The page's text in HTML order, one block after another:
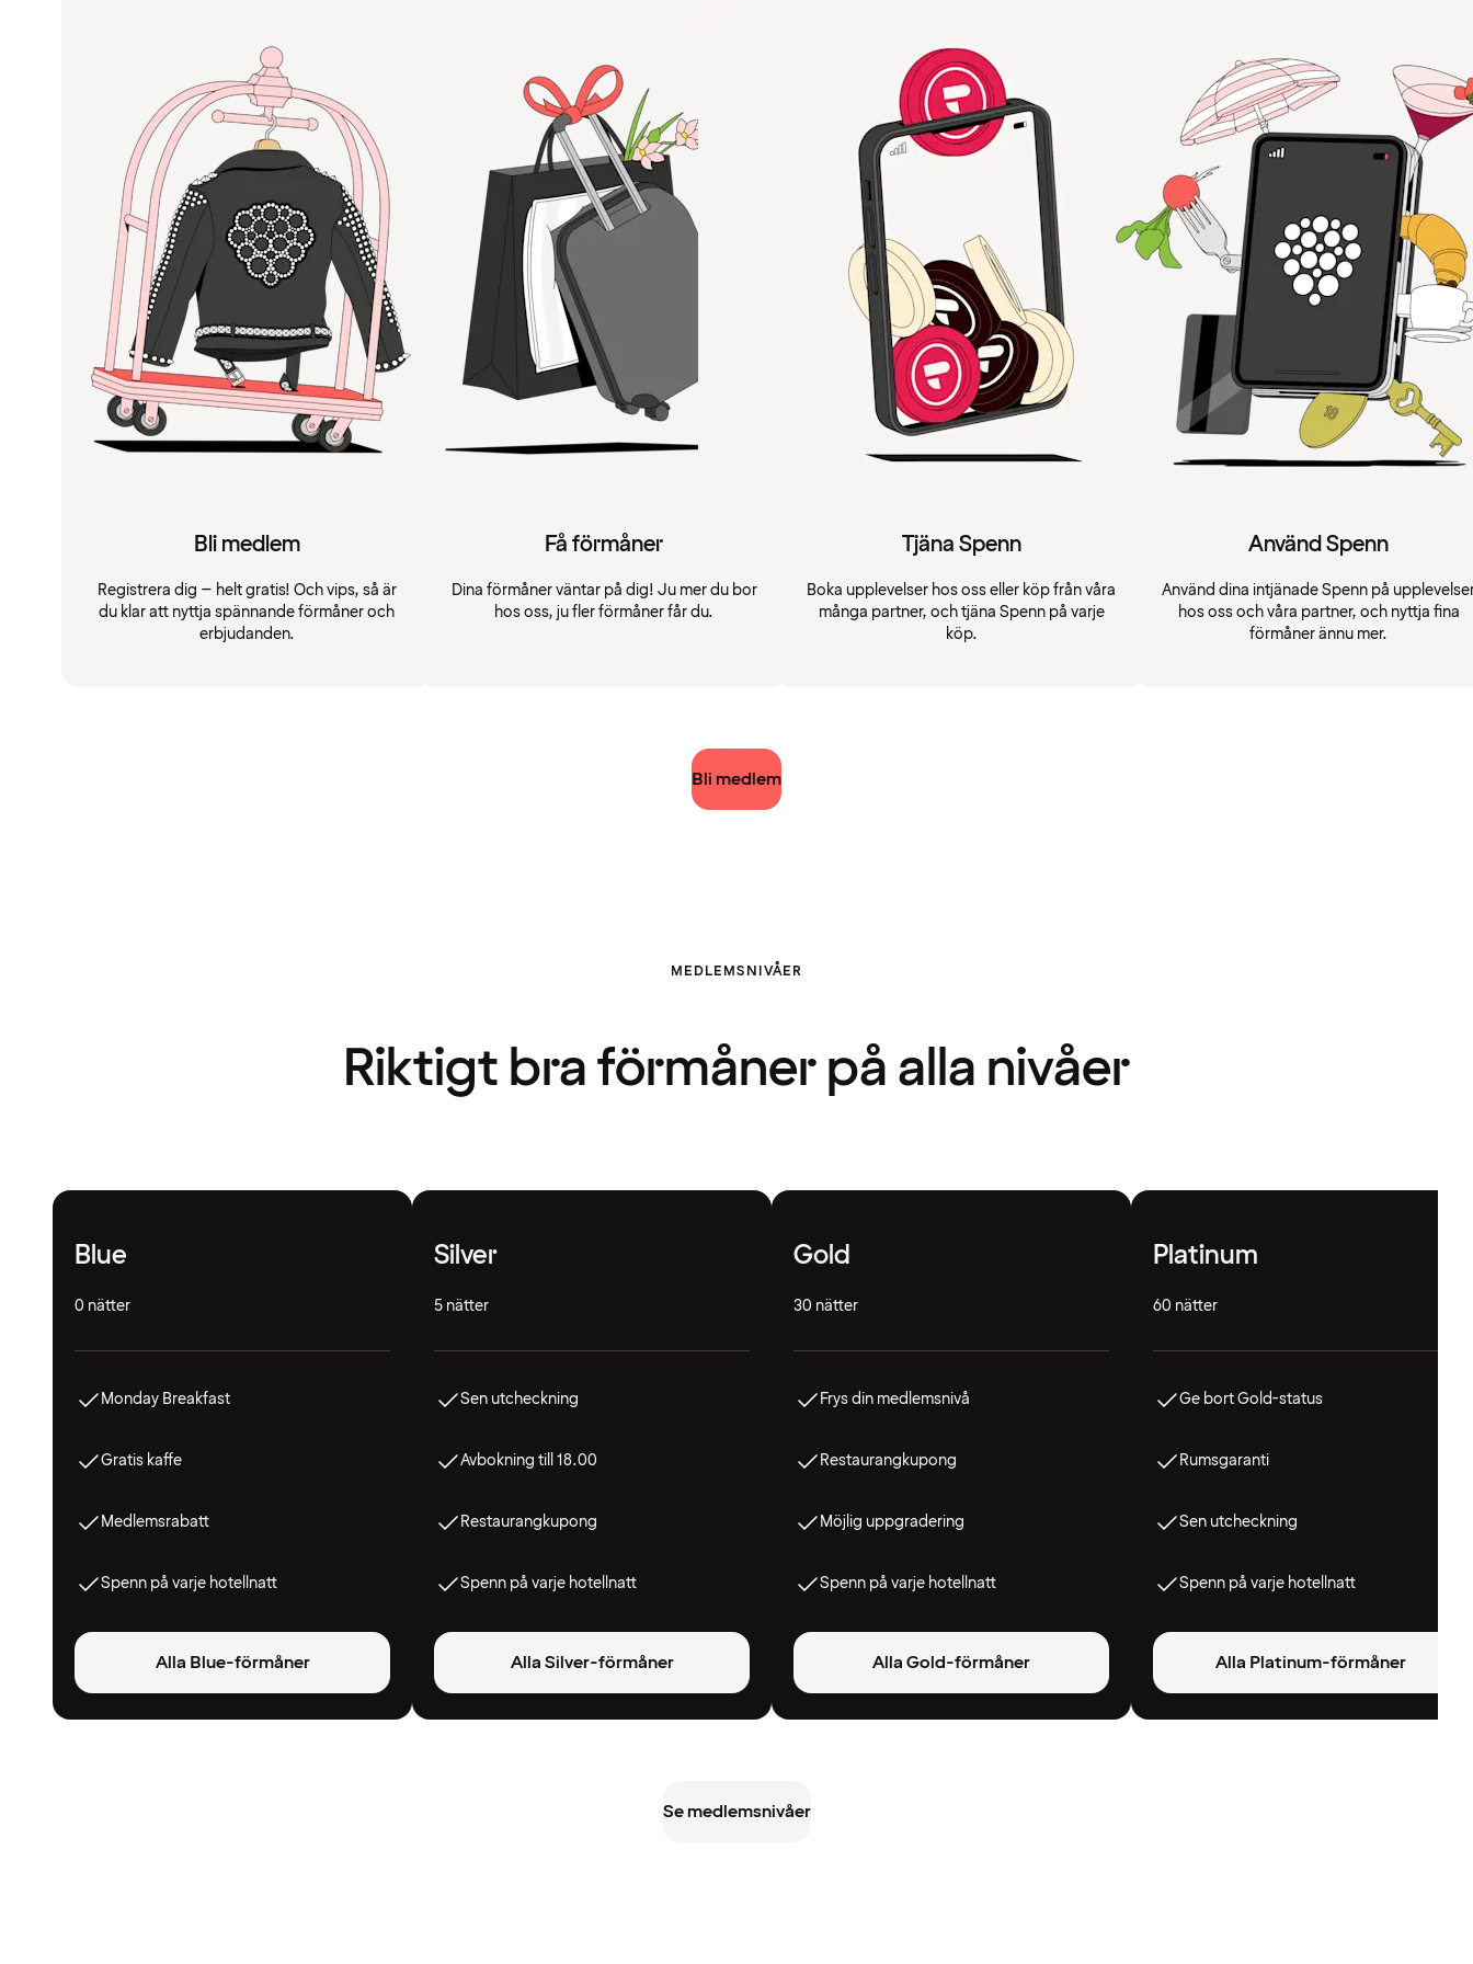
Bli medlem
Registrera dig – helt gratis! Och vips, så är
du klar att nyttja spännande förmåner och
erbjudanden.
Få förmåner
Dina förmåner väntar på dig! Ju mer du bor
hos oss, ju fler förmåner får du.
Tjäna Spenn
Boka upplevelser hos oss eller köp från våra
många partner, och tjäna Spenn på varje
köp.
Använd Spenn
Använd dina intjänade Spenn på
hos oss och våra partner, och nyttja fina
förmåner ännu mer.
Bli medlem
MEDLEMSNIVÅER
Riktigt bra förmåner på alla nivåer
Blue
0 nätter
Monday Breakfast
Gratis kaffe
Medlemsrabatt
Spenn på varje hotellnatt
Alla Blue-förmåner
Silver
5 nätter
Sen utcheckning
Avbokning till 18.00
Restaurangkupong
Spenn på varje hotellnatt
Alla Silver-förmåner
Gold
30 nätter
Frys din medlemsnivå
Restaurangkupong
Möjlig uppgradering
Spenn på varje hotellnatt
Alla Gold-förmåner
Platinum
60 nätter
Ge bort Gold-status
Rumsgaranti
Sen utcheckning
Spenn på varje hotellnatt
Alla Platinum-förmåner
Se medlemsnivåer